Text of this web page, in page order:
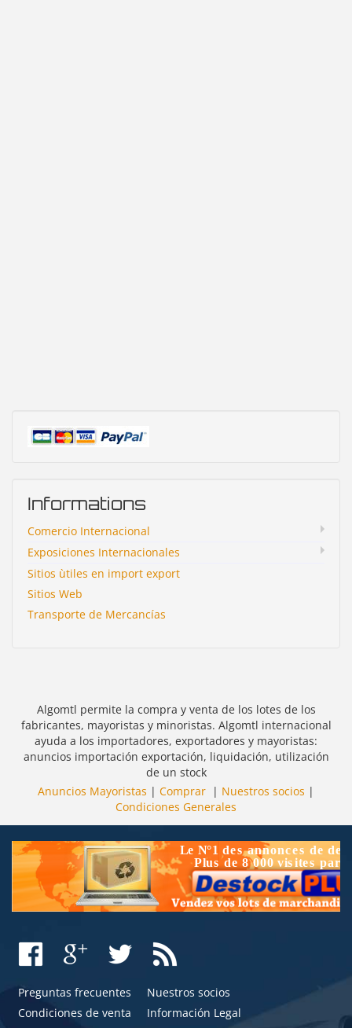
Informations
Comercio Internacional
Exposiciones Internacionales
Sitios ùtiles en import export
Sitios Web
Transporte de Mercancías
Algomtl permite la compra y venta de los lotes de los
fabricantes, mayoristas y minoristas. Algomtl internacional
ayuda a los importadores, exportadores y mayoristas:
anuncios importación exportación, liquidación, utilización
de un stock
Anuncios Mayoristas | Comprar | Nuestros socios |
Condiciones Generales
Preguntas frecuentes
Nuestros socios
Condiciones de venta
Información Legal